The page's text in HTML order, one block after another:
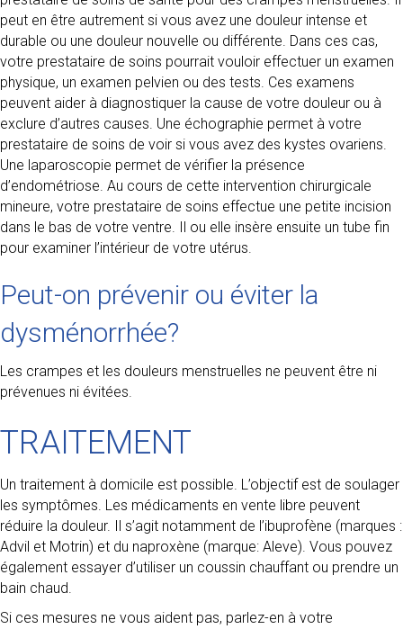
peut en être autrement si vous avez une douleur intense et
durable ou une douleur nouvelle ou différente. Dans ces cas,
votre prestataire de soins pourrait vouloir effectuer un examen
physique, un examen pelvien ou des tests. Ces examens
peuvent aider à diagnostiquer la cause de votre douleur ou à
exclure d’autres causes. Une échographie permet à votre
prestataire de soins de voir si vous avez des kystes ovariens.
Une laparoscopie permet de vérifier la présence
d’endométriose. Au cours de cette intervention chirurgicale
mineure, votre prestataire de soins effectue une petite incision
dans le bas de votre ventre. Il ou elle insère ensuite un tube fin
pour examiner l’intérieur de votre utérus.
Peut-on prévenir ou éviter la
dysménorrhée?
Les crampes et les douleurs menstruelles ne peuvent être ni
prévenues ni évitées.
TRAITEMENT
Un traitement à domicile est possible. L’objectif est de soulager
les symptômes. Les médicaments en vente libre peuvent
réduire la douleur. Il s’agit notamment de l’ibuprofène (marques :
Advil et Motrin) et du naproxène (marque: Aleve). Vous pouvez
également essayer d’utiliser un coussin chauffant ou prendre un
bain chaud.
Si ces mesures ne vous aident pas, parlez-en à votre